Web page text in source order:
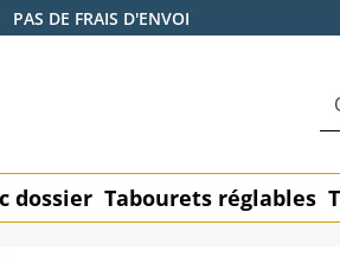
PAS DE FRAIS D'ENVOI
dossier Tabourets réglables